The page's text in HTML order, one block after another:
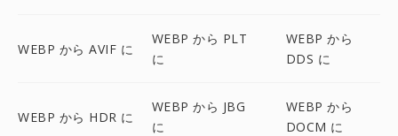
WEBP から AVIF に
WEBP から PLT
に
WEBP から
DDS に
WEBP から HDR に
WEBP から JBG
に
WEBP から
DOCM に